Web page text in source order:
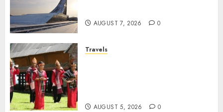
AUGUST 7, 2026 0
Travels
AUGUST 5, 2026 0